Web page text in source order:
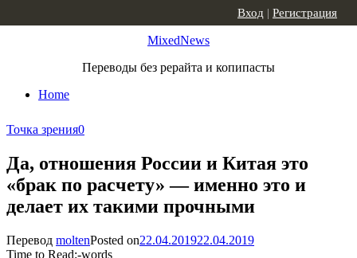
MixedNews
Переводы без рерайта и копипасты
Home
Вход | Регистрация
Точка зрения0
Да, отношения России и Китая это
«брак по расчету» — именно это и
делает их такими прочными
Перевод moltenPosted on22.04.201922.04.2019
Time to Read:-words